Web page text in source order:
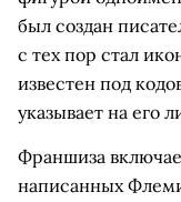
был создан
с тех пор стал
известен под
указывает на его
Франшиза
написанных